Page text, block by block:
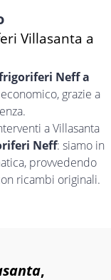
Villasanta a
Neff a
grazie a
a Villasanta
Neff: siamo in
provvedendo
ricambi originali.
,